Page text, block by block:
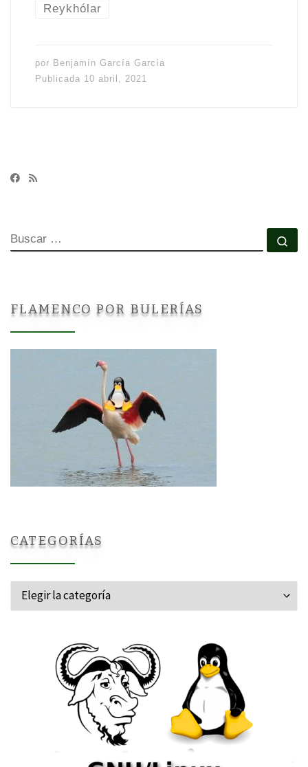
Reykhólar
por Benjamín García García
Publicada 10 abril, 2021
BUSCAR
FLAMENCO POR BULERÍAS
CATEGORÍAS
Categorías